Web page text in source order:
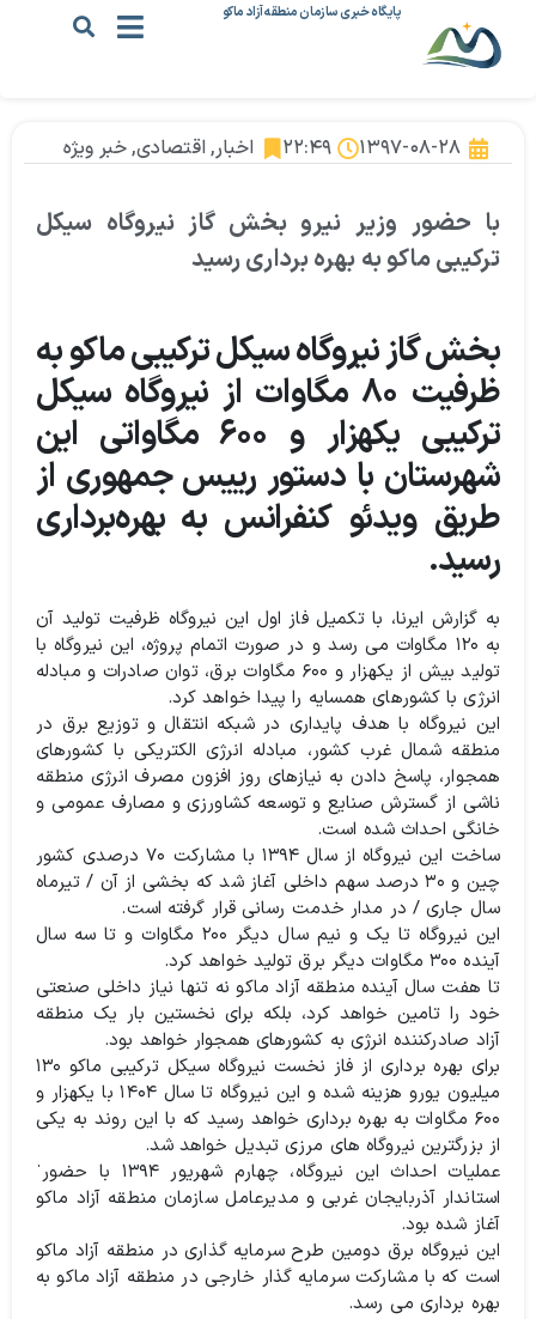
پایگاه خبری سازمان منطقه آزاد ماکو
۱۳۹۷-۰۸-۲۸ ۲۲:۴۹ اخبار, اقتصادی,خبر ویژه
با حضور وزیر نیرو بخش گاز نیروگاه سیکل
ترکیبی ماکو به بهره برداری رسید
بخش گاز نیروگاه سیکل ترکیبی ماکو به
ظرفیت ۸۰ مگاوات از نیروگاه سیکل
ترکیبی یکهزار و ۶۰۰ مگاواتی این
شهرستان با دستور رییس جمهوری از
طریق ویدئو کنفرانس به بهره‌برداری
رسید.
به گزارش ایرنا، با تکمیل فاز اول این نیروگاه ظرفیت تولید آن
به ۱۲۰ مگاوات می رسد و در صورت اتمام پروژه، این نیروگاه با
تولید بیش از یکهزار و ۶۰۰ مگاوات برق، توان صادرات و مبادله
انرژی با کشورهای همسایه را پیدا خواهد کرد.
این نیروگاه با هدف پایداری در شبکه انتقال و توزیع برق در
منطقه شمال غرب کشور، مبادله انرژی الکتریکی با کشورهای
همجوار، پاسخ دادن به نیازهای روز افزون مصرف انرژی منطقه
ناشی از گسترش صنایع و توسعه کشاورزی و مصارف عمومی و
خانگی احداث شده است.
ساخت این نیروگاه از سال ۱۳۹۴ با مشارکت ۷۰ درصدی کشور
چین و ۳۰ درصد سهم داخلی آغاز شد که بخشی از آن / تیرماه
سال جاری / در مدار خدمت رسانی قرار گرفته است.
این نیروگاه تا یک و نیم سال دیگر ۲۰۰ مگاوات و تا سه سال
آینده ۳۰۰ مگاوات دیگر برق تولید خواهد کرد.
تا هفت سال آینده منطقه آزاد ماکو نه تنها نیاز داخلی صنعتی
خود را تامین خواهد کرد، بلکه برای نخستین بار یک منطقه
آزاد صادرکننده انرژی به کشورهای همجوار خواهد بود.
برای بهره برداری از فاز نخست نیروگاه سیکل ترکیبی ماکو ۱۳۰
میلیون یورو هزینه شده و این نیروگاه تا سال ۱۴۰۴ با یکهزار و
۶۰۰ مگاوات به بهره برداری خواهد رسید که با این روند به یکی
از بزرگترین نیروگاه های مرزی تبدیل خواهد شد.
عملیات احداث این نیروگاه، چهارم شهریور ۱۳۹۴ با حضورˈ
استاندار آذربایجان غربی و مدیرعامل سازمان منطقه آزاد ماکو
آغاز شده بود.
این نیروگاه برق دومین طرح سرمایه گذاری در منطقه آزاد ماکو
است که با مشارکت سرمایه گذار خارجی در منطقه آزاد ماکو به
بهره برداری می رسد.